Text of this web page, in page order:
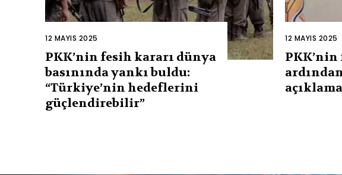
12 MAYIS 2025
PKK’nin fesih kararı dünya
basınında yankı buldu:
“Türkiye’nin hedeflerini
güçlendirebilir”
12 MAYIS 2025
açıklama